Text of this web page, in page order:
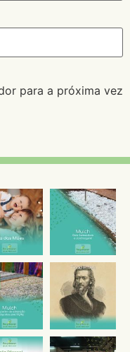
para a próxima vez